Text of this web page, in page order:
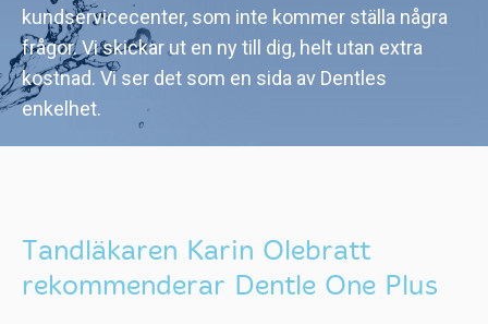
kundservicecenter, som inte kommer ställa några
frågor. Vi skickar ut en ny till dig, helt utan extra
kostnad. Vi ser det som en sida av Dentles
enkelhet.
Tandläkaren Karin Olebratt
rekommenderar Dentle One Plus